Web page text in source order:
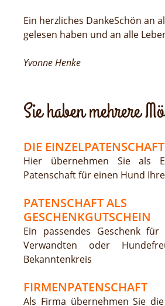
Ein herzliches DankeSchön an
gelesen haben und an alle
Yvonne Henke
Sie haben mehrere
DIE EINZELPATENSCHAFT
Hier übernehmen Sie als
Patenschaft für einen Hund
PATENSCHAFT ALS
GESCHENKGUTSCHEIN
Ein passendes Geschenk
Verwandten oder
Bekanntenkreis
FIRMENPATENSCHAFT
Als Firma übernehmen Sie